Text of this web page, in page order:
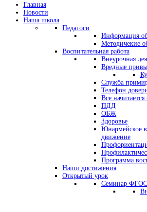
Главная
Новости
Наша школа
Педагоги
Информация
Методичекие
Воспитательная работа
Внеурочная
Вредные
Служба
Телефон
Все начитается
ПДД
ОБЖ
Здоровье
Юнармейское
движение
Программа
Наши достижения
Открытый урок
Семинар